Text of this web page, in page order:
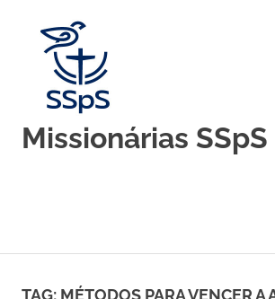
content
Missionárias
TAG: MÉTODOS PARA VENCER A